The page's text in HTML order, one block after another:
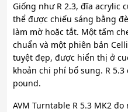
Giống như R 2.3, đĩa acrylic
thể được chiếu sáng bằng
làm mờ hoặc tắt. Một tấm
chuẩn và một phiên bản
tuyệt đẹp, được hiển thị ở
khoản chi phí bổ sung. R
pound.
AVM Turntable R 5.3 MK2